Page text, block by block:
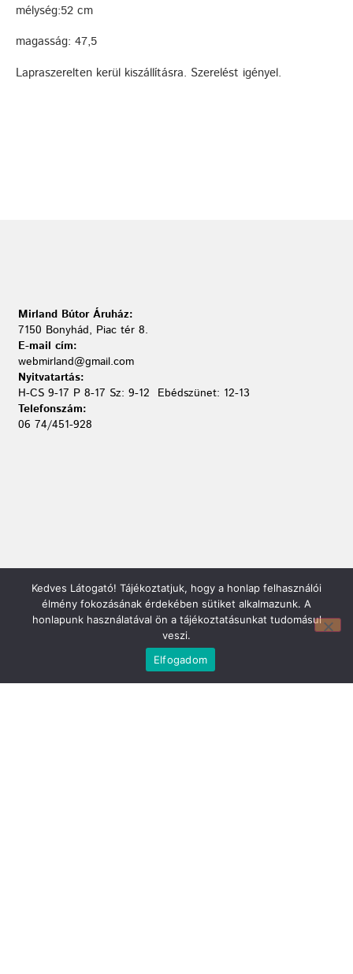
mélység:52 cm
magasság: 47,5
Lapraszerelten kerül kiszállításra. Szerelést igényel.
Mirland Lakberendezési Áruház:
7100 Szekszárd, Fáy András u. 29
Mirland Bútor Áruház:
7150 Bonyhád, Piac tér 8.
E-mail cím:
webmirland@gmail.com
Nyitvatartás:
H-CS 9-17 P 8-17 Sz: 9-12 Ebédszünet: 12-13
Telefonszám:
06 74/451-928
Kedves Látogató! Tájékoztatjuk, hogy a honlap felhasználói
élmény fokozásának érdekében sütiket alkalmazunk. A
honlapunk használatával ön a tájékoztatásunkat tudomásul
veszi.
Elfogadom